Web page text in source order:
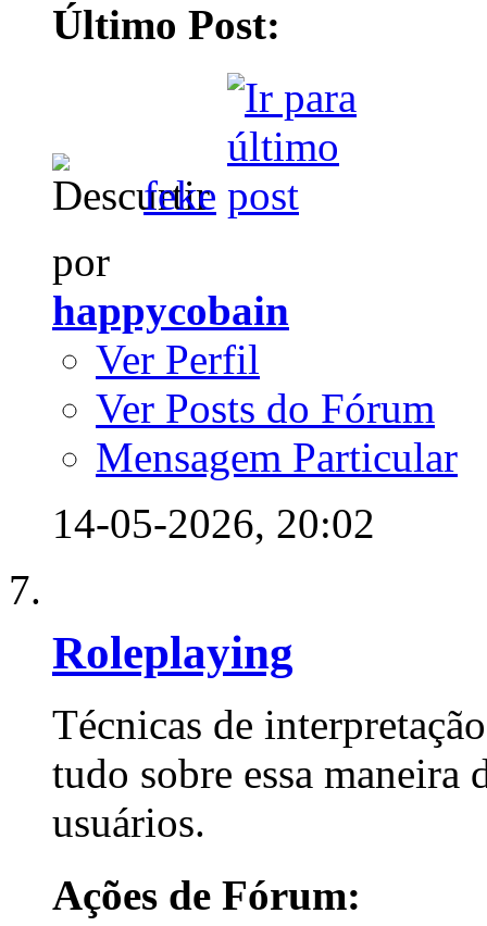
Último Post:
feke
por
happycobain
Ver Perfil
Ver Posts do Fórum
Mensagem Particular
14-05-2026, 20:02
Roleplaying
Técnicas de
tudo sobre essa maneira
usuários.
Ações de Fórum: